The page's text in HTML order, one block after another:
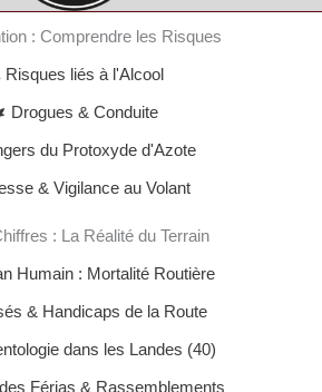
: Comprendre les Risques
Risques liés à l'Alcool
Drogues & Conduite
du Protoxyde d'Azote
& Vigilance au Volant
: La Réalité du Terrain
Humain : Mortalité Routière
& Handicaps de la Route
dans les Landes (40)
Férias & Rassemblements